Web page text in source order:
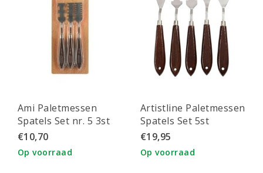
Ami Paletmessen
Spatels Set nr. 5 3st
€10,70
Op voorraad
Artistline Paletmessen
Spatels Set 5st
€19,95
Op voorraad